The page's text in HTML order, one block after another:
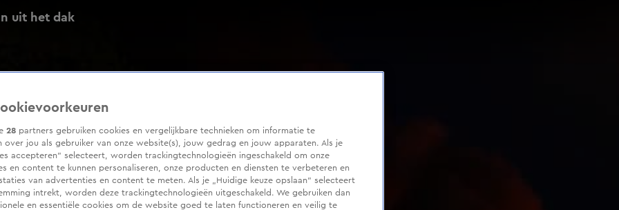
uit het dak
28 partners gebruiken cookies en vergelijkbare technieken om informatie te
over jou als gebruiker van onze website(s), jouw gedrag en jouw apparaten. Als je
accepteren” selecteert, worden trackingtechnologieën ingeschakeld om onze
en content te kunnen personaliseren, onze producten en diensten te verbeteren en
van advertenties en content te meten. Als je „Huidige keuze opslaan” selecteert
intrekt, worden deze trackingtechnologieën uitgeschakeld. We gebruiken dan
en essentiële cookies om de website goed te laten functioneren en veilig te